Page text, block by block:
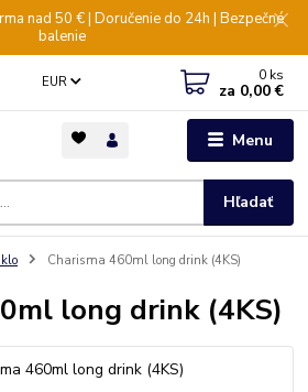
nad 50 € | Doručenie do 24h | Bezpečné
balenie
Menu
EUR
Hľadať
0 ks
za 0,00 €
Charisma 460ml long drink (4KS)
long drink (4KS)